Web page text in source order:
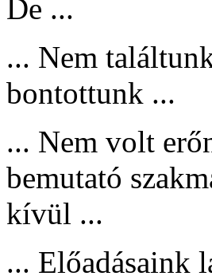
De ...
... Nem
bontottunk ...
... Nem volt
bemutató
kívül ...
... Előadásaink